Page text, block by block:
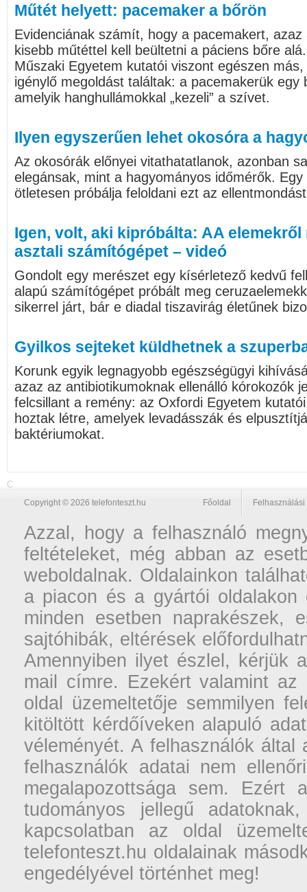
Műtét helyett: pacemaker a bőrön
Evidenciának számít, hogy a pacemakert,
kisebb műtéttel kell beültetni a páciens bőre
Műszaki Egyetem kutatói viszont egészen
igénylő megoldást találtak: a pacemakerük
amelyik hanghullámokkal „kezeli” a szívet.
Ilyen egyszerűen lehet okosóra a
Az okosórák előnyei vitathatatlanok, azonban
elegánsak, mint a hagyományos időmérők.
ötletesen próbálja feloldani ezt az
Igen, volt, aki kipróbálta: AA
asztali számítógépet – videó
Gondolt egy merészet egy kísérletező kedvű
alapú számítógépet próbált meg
sikerrel járt, bár e diadal tiszavirág életűnek
Gyilkos sejteket küldhetnek a
Korunk egyik legnagyobb egészségügyi
azaz az antibiotikumoknak ellenálló kórokozók
felcsillant a remény: az Oxfordi Egyetem
hoztak létre, amelyek levadásszák és
baktériumokat.
C
Copyright © 2026 telefonteszt.hu Főoldal
Azzal, hogy a felhasználó
feltételeket, még abban az
weboldalnak. Oldalainkon
a piacon és a gyártói oldalakon
minden esetben naprakészek,
sajtóhibák, eltérések
Amennyiben ilyet észlel, kérjük
mail címre. Ezekért valamint
oldal üzemeltetője semmilyen
kitöltött kérdőíveken alapuló
véleményét. A felhasználók
felhasználók adatai nem
megalapozottsága sem. Ezért
tudományos jellegű
kapcsolatban az oldal
telefonteszt.hu oldalainak
engedélyével történhet meg!